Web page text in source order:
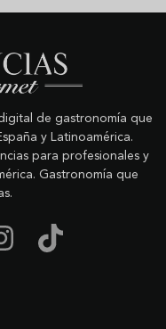
de gastronomía que
y Latinoamérica.
para profesionales y
Gastronomía que